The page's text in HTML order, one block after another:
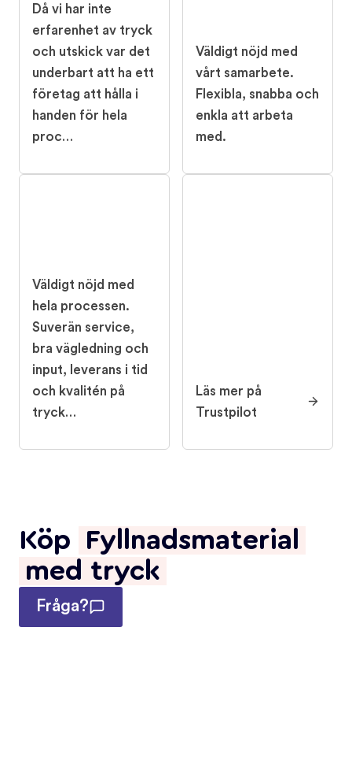
Då vi har inte
erfarenhet av tryck
och utskick var det
underbart att ha ett
företag att hålla i
handen för hela
proc…
Väldigt nöjd med
hela processen.
Suverän service,
bra vägledning och
input, leverans i tid
och kvalitén på
tryck…
Väldigt nöjd med
vårt samarbete.
Flexibla, snabba och
enkla att arbeta
med.
Läs mer på
Trustpilot
Köp
Fyllnadsmaterial
med tryck
Fråga?